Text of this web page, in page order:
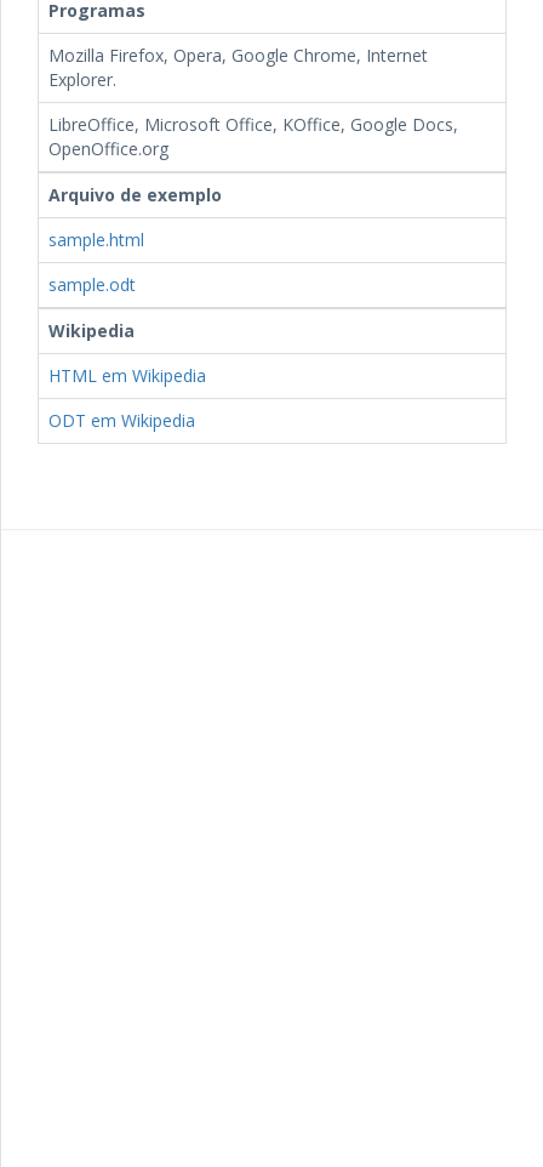
Programas
Mozilla Firefox, Opera, Google Chrome, Internet
Explorer.
LibreOffice, Microsoft Office, KOffice, Google Docs,
OpenOffice.org
Arquivo de exemplo
sample.html
sample.odt
Wikipedia
HTML em Wikipedia
ODT em Wikipedia